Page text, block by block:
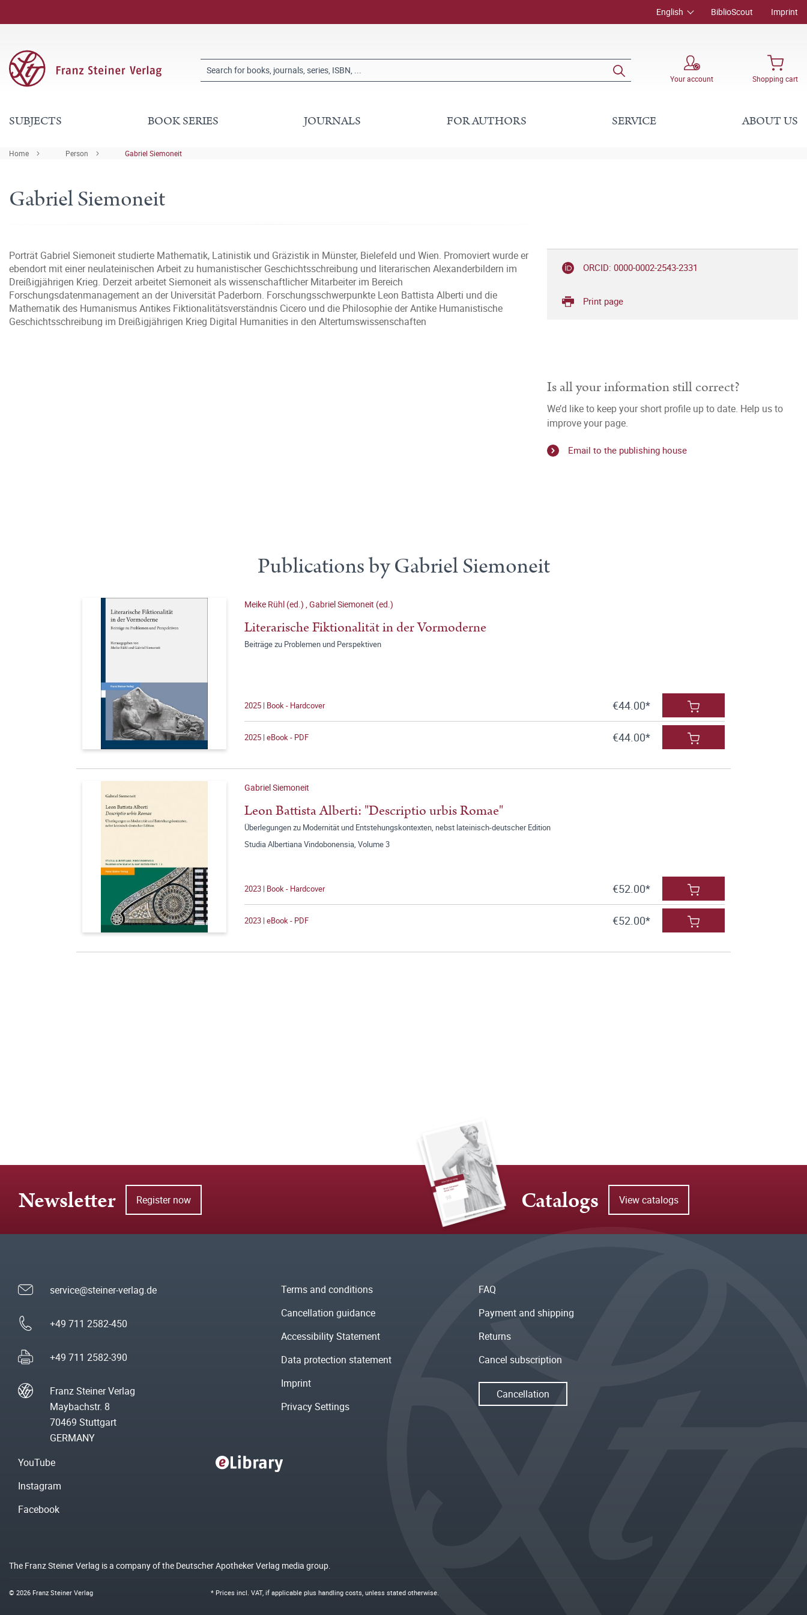
English BiblioScout Imprint
Your account Shopping cart
SUBJECTS BOOK SERIES JOURNALS FOR AUTHORS SERVICE ABOUT US
Home Person Gabriel Siemoneit
Gabriel Siemoneit
Porträt Gabriel Siemoneit studierte Mathematik, Latinistik und Gräzistik in Münster, Bielefeld und Wien. Promoviert wurde er
ebendort mit einer neulateinischen Arbeit zu humanistischer Geschichtsschreibung und literarischen Alexanderbildern im
Dreißigjährigen Krieg. Derzeit arbeitet Siemoneit als wissenschaftlicher Mitarbeiter im Bereich
Forschungsdatenmanagement an der Universität Paderborn. Forschungsschwerpunkte Leon Battista Alberti und die
Mathematik des Humanismus Antikes Fiktionalitätsverständnis Cicero und die Philosophie der Antike Humanistische
Geschichtsschreibung im Dreißigjährigen Krieg Digital Humanities in den Altertumswissenschaften
ORCID: 0000-0002-2543-2331
Print page
Is all your information still correct?
We’d like to keep your short profile up to date. Help us to
improve your page.
Email to the publishing house
Publications by Gabriel Siemoneit
Meike Rühl (ed.) ,Gabriel Siemoneit (ed.)
Literarische Fiktionalität in der Vormoderne
Beiträge zu Problemen und Perspektiven
2025 | Book - Hardcover €44.00*
2025 | eBook - PDF €44.00*
Gabriel Siemoneit
Leon Battista Alberti: "Descriptio urbis Romae"
Überlegungen zu Modernität und Entstehungskontexten, nebst lateinisch-deutscher Edition
Studia Albertiana Vindobonensia, Volume 3
2023 | Book - Hardcover €52.00*
2023 | eBook - PDF €52.00*
Newsletter Register now Catalogs View catalogs
service@steiner-verlag.de
+49 711 2582-450
+49 711 2582-390
Franz Steiner Verlag
Maybachstr. 8
70469 Stuttgart
GERMANY
Terms and conditions
Cancellation guidance
Accessibility Statement
Data protection statement
Imprint
Privacy Settings
FAQ
Payment and shipping
Returns
Cancel subscription
Cancellation
YouTube
Instagram
Facebook
The Franz Steiner Verlag is a company of the Deutscher Apotheker Verlag media group.
* Prices incl. VAT, if applicable plus handling costs, unless stated otherwise.
© 2026 Franz Steiner Verlag